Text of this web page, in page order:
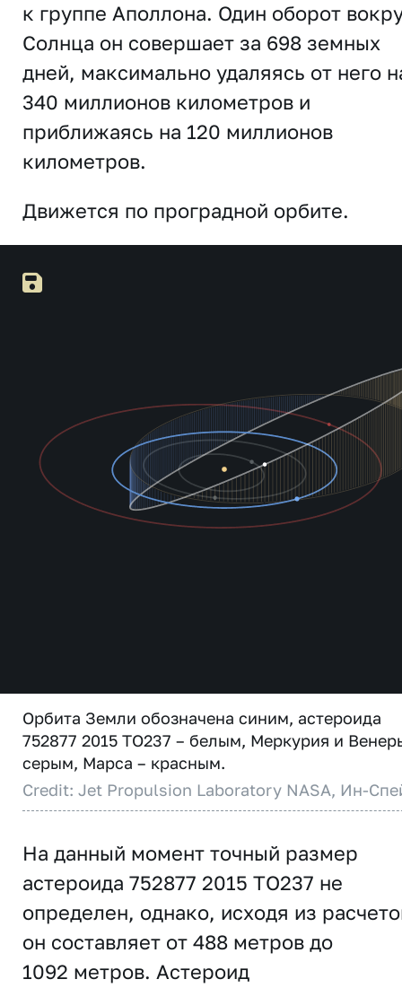
к группе Аполлона. Один оборот
Солнца он совершает за 698 земных
дней, максимально удаляясь от него
340 миллионов километров и
приближаясь на 120 миллионов
километров.
Движется по проградной орбите.
Орбита Земли обозначена синим, астероида
752877 2015 TO237 – белым, Меркурия и
серым, Марса – красным.
Credit: Jet Propulsion Laboratory NASA, Ин-
На данный момент точный размер
астероида 752877 2015 TO237 не
определен, однако, исходя из
он составляет от 488 метров до
1092 метров. Астероид